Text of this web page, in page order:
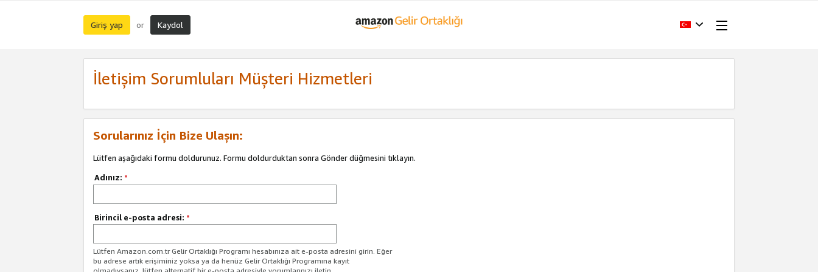
Giriş yap or Kaydol
İletişim Sorumluları Müşteri Hizmetleri
Sorularınız İçin Bize Ulaşın:
Lütfen aşağıdaki formu doldurunuz. Formu doldurduktan sonra Gönder düğmesini tıklayın.
Adınız: *
Birincil e-posta adresi: *
Lütfen Amazon.com.tr Gelir Ortaklığı Programı hesabınıza ait e-posta adresini girin. Eğer
bu adrese artık erişiminiz yoksa ya da henüz Gelir Ortaklığı Programına kayıt